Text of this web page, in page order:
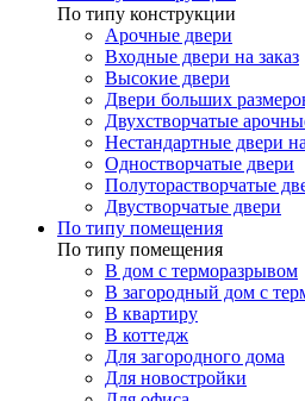
По типу конструкции
Арочные двери
Входные двери на заказ
Высокие двери
Двери больших
Двухстворчатые
Нестандартные двери
Одностворчатые двери
Полуторастворчатые
Двустворчатые двери
По типу помещения
По типу помещения
В дом с терморазрывом
В загородный дом с
В квартиру
В коттедж
Для загородного дома
Для новостройки